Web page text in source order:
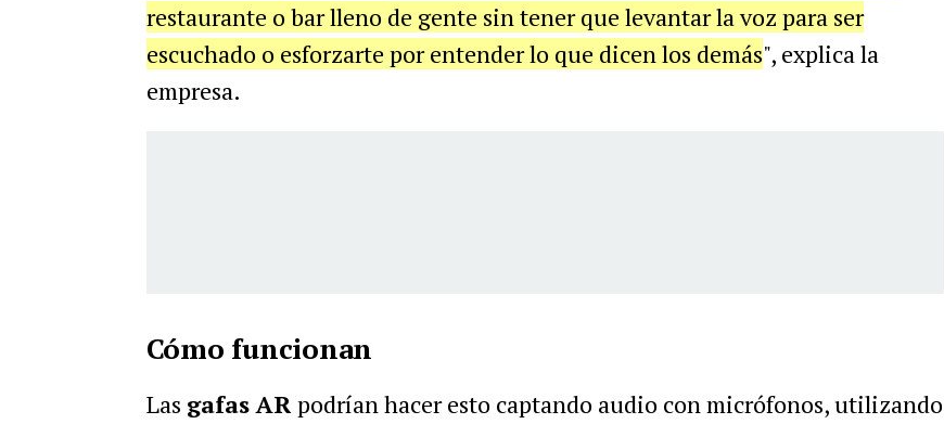
restaurante o bar lleno de gente sin tener que levantar la voz para ser
escuchado o esforzarte por entender lo que dicen los demás", explica la
empresa.
Cómo funcionan
Las gafas ARpodrían hacer esto captando audio con micrófonos, utilizando